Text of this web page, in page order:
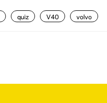
quiz V40 volvo